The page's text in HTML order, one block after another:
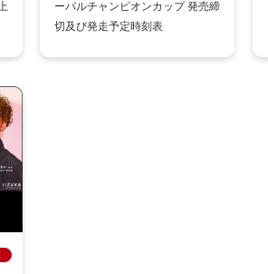
ーバルチャンピオンカップ 発売締
切及び発走予定時刻表